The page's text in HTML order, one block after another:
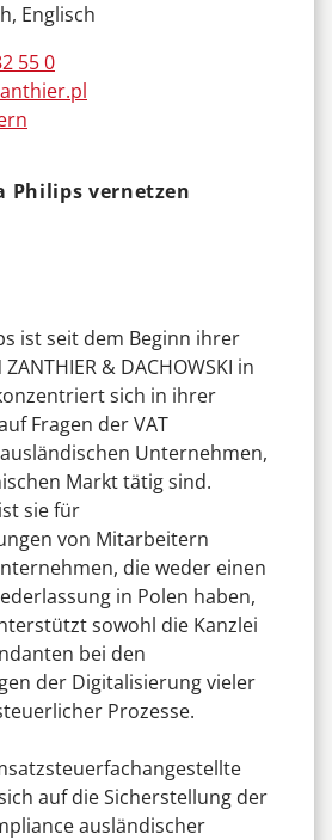
ist seit dem Beginn ihrer
& DACHOWSKI in
sich in ihrer
Fragen der VAT
Unternehmen,
Markt tätig sind.
sie für
von Mitarbeitern
die weder einen
in Polen haben,
sowohl die Kanzlei
bei den
der Digitalisierung vieler
Prozesse.
auf die Sicherstellung der
ausländischer
Englisch
55 0
Philips vernetzen